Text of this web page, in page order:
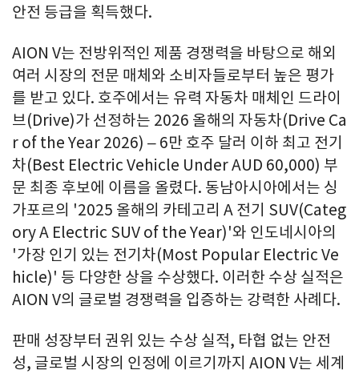
안전 등급을 획득했다.
AION V는 전방위적인 제품 경쟁력을 바탕으로 해외
여러 시장의 전문 매체와 소비자들로부터 높은 평가
를 받고 있다. 호주에서는 유력 자동차 매체인 드라이
브(Drive)가 선정하는 2026 올해의 자동차(Drive Ca
r of the Year 2026) – 6만 호주 달러 이하 최고 전기
차(Best Electric Vehicle Under AUD 60,000) 부
문 최종 후보에 이름을 올렸다. 동남아시아에서는 싱
가포르의 '2025 올해의 카테고리 A 전기 SUV(Categ
ory A Electric SUV of the Year)'와 인도네시아의
'가장 인기 있는 전기차(Most Popular Electric Ve
hicle)' 등 다양한 상을 수상했다. 이러한 수상 실적은
AION V의 글로벌 경쟁력을 입증하는 강력한 사례다.
판매 성장부터 권위 있는 수상 실적, 타협 없는 안전
성, 글로벌 시장의 인정에 이르기까지 AION V는 세계